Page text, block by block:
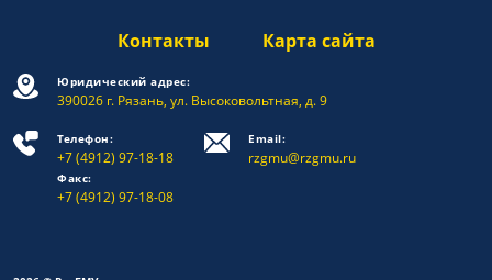
Контакты Карта сайта
Юридический адрес:
390026 г. Рязань, ул. Высоковольтная, д. 9
Телефон:
+7 (4912) 97-18-18
Факс:
+7 (4912) 97-18-08
Email:
rzgmu@rzgmu.ru